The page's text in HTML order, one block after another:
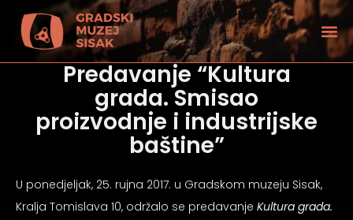
Predavanje “Kultura
grada. Smisao
proizvodnje i industrijske
baštine”
U ponedjeljak, 25. rujna 2017. u Gradskom muzeju Sisak,
Kralja Tomislava 10, održalo se predavanje Kultura grada.